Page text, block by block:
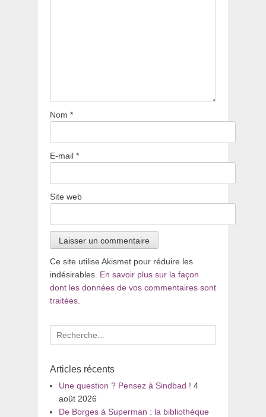
Nom *
E-mail *
Site web
Ce site utilise Akismet pour réduire les
indésirables. En savoir plus sur la façon
dont les données de vos commentaires sont
traitées
Recherche
pour
Articles récents
Une question ? Pensez à Sindbad ! 4
août 2026
De Borges à Superman : la bibliothèque